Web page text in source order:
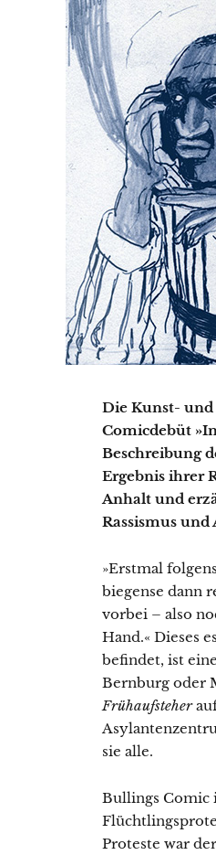
Die Kunst-
Comicdebüt
Beschreibung
Ergebnis ihrer
Anhalt und
Rassismus
»Erstmal
biegense dann
vorbei – also
Hand.« Dieses
befindet, ist
Bernburg oder
Frühaufsteher
sie alle.
Bullings Comic
Proteste war